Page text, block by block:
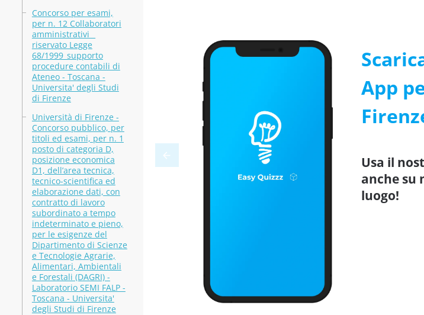
Concorso per esami,
per n. 12 Collaboratori
amministrativi _
riservato Legge
68/1999_supporto
procedure contabili di
Ateneo - Toscana -
Universita' degli Studi
di Firenze
Università di Firenze -
Concorso pubblico, per
titoli ed esami, per n. 1
posto di categoria D,
posizione economica
D1, dell’area tecnica,
tecnico-scientifica ed
elaborazione dati, con
contratto di lavoro
subordinato a tempo
indeterminato e pieno,
per le esigenze del
Dipartimento di Scienze
e Tecnologie Agrarie,
Alimentari, Ambientali
e Forestali (DAGRI) -
Laboratorio SEMI FALP -
Toscana - Universita'
degli Studi di Firenze
App
Usa il
anche su
luogo!